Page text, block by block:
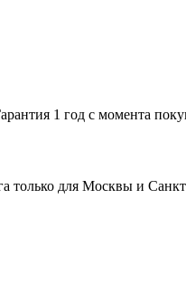
1 год с момента
только для Москвы и